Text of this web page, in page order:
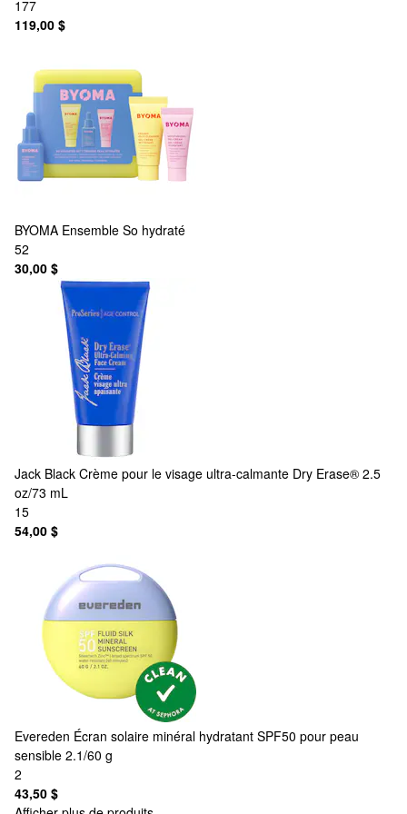
177
119,00 $
BYOMA Ensemble So hydraté
52
30,00 $
Jack Black Crème pour le visage ultra-calmante Dry Erase® 2.5
oz/73 mL
15
54,00 $
Evereden Écran solaire minéral hydratant SPF50 pour peau
sensible 2.1/60 g
2
43,50 $